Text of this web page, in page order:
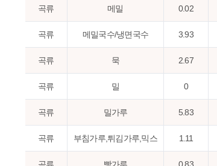
곡류 메밀 0.02
곡류 메밀국수/냉면국수 3.93
곡류 묵 2.67
곡류 밀 0
곡류 밀가루 5.83
곡류 부침가루,튀김가루,믹스 1.11